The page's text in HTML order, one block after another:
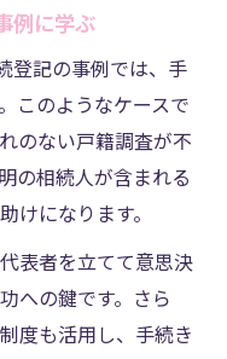
例に学ぶ
登記の事例では、手
このようなケースで
のない戸籍調査が不
の相続人が含まれる
けになります。
表者を立てて意思決
への鍵です。さら
度も活用し、手続き